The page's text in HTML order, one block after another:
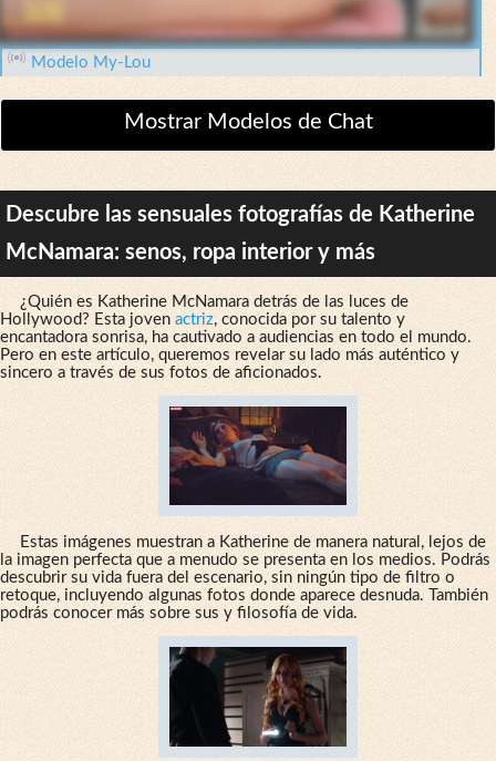
Modelo My-Lou
Mostrar Modelos de Chat
Descubre las sensuales fotografías de Katherine
McNamara: senos, ropa interior y más
¿Quién es Katherine McNamara detrás de las luces de
Hollywood? Esta joven actriz, conocida por su talento y
encantadora sonrisa, ha cautivado a audiencias en todo el mundo.
Pero en este artículo, queremos revelar su lado más auténtico y
sincero a través de sus fotos de aficionados.
Estas imágenes muestran a Katherine de manera natural, lejos de
la imagen perfecta que a menudo se presenta en los medios. Podrás
descubrir su vida fuera del escenario, sin ningún tipo de filtro o
retoque, incluyendo algunas fotos donde aparece desnuda. También
podrás conocer más sobre sus y filosofía de vida.